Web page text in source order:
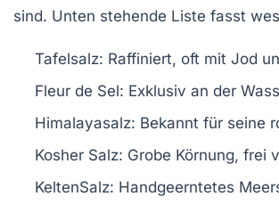
sind. Unten stehende Liste fasst
Tafelsalz: Raffiniert, oft mit Jod
Fleur de Sel: Exklusiv an der
Himalayasalz: Bekannt für seine
Kosher Salz: Grobe Körnung, frei
KeltenSalz: Handgeerntetes